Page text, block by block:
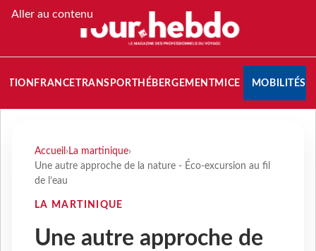
Aller au contenu
FRANCETRANSPORT HÉBERGEMENTMICE MOBILITÉS
Accueil › La martinique›
Une autre approche de la nature - Éco-excursion au fil
de l’eau
LA MARTINIQUE
Une autre approche de